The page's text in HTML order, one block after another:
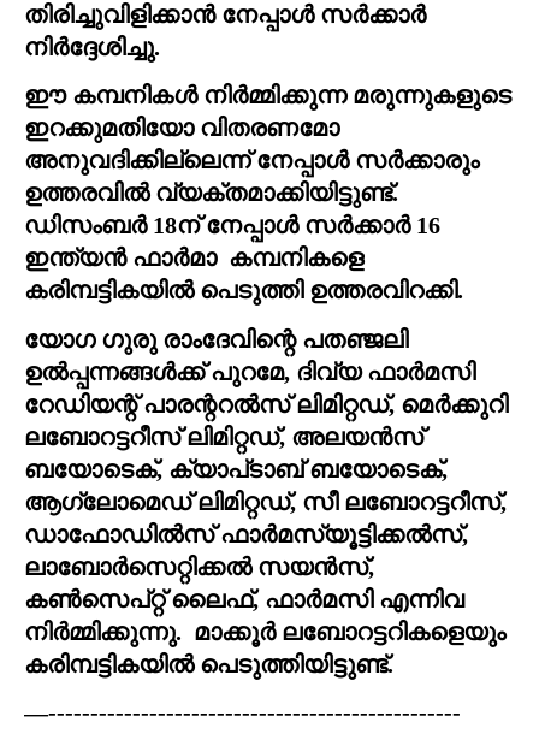
തിരിച്ചുവിളിക്കാൻ നേപ്പാൾ സർക്കാർ
നിർദ്ദേശിച്ചു.
ഈ കമ്പനികൾ നിർമ്മിക്കുന്ന മരുന്നുകളുടെ
ഇറക്കുമതിയോ വിതരണമോ
അനുവദിക്കില്ലെന്ന് നേപ്പാൾ സർക്കാരും
ഉത്തരവിൽ വ്യക്തമാക്കിയിട്ടുണ്ട്.
ഡിസംബർ 18ന് നേപ്പാൾ സർക്കാർ 16
ഇന്ത്യൻ ഫാർമാ  കമ്പനികളെ
കരിമ്പട്ടികയിൽ പെടുത്തി ഉത്തരവിറക്കി.
യോഗ ഗുരു രാംദേവിന്റെ പതഞ്ജലി
ഉൽപ്പന്നങ്ങൾക്ക് പുറമേ, ദിവ്യ ഫാർമസി
റേഡിയന്റ് പാരന്ററൽസ് ലിമിറ്റഡ്, മെർക്കുറി
ലബോറട്ടറീസ് ലിമിറ്റഡ്, അലയൻസ്
ബയോടെക്, ക്യാപ്‌ടാബ് ബയോടെക്,
ആഗ്ലോമെഡ് ലിമിറ്റഡ്, സീ ലബോറട്ടറീസ്,
ഡാഫോഡിൽസ് ഫാർമസ്യൂട്ടിക്കൽസ്,
ലാബോർസെറ്റിക്കൽ സയൻസ്,
കൺസെപ്റ്റ് ലൈഫ്, ഫാർമസി എന്നിവ
നിർമ്മിക്കുന്നു.  മാക്കൂർ ലബോറട്ടറികളെയും
കരിമ്പട്ടികയിൽ പെടുത്തിയിട്ടുണ്ട്.
—-------------------------------------------------